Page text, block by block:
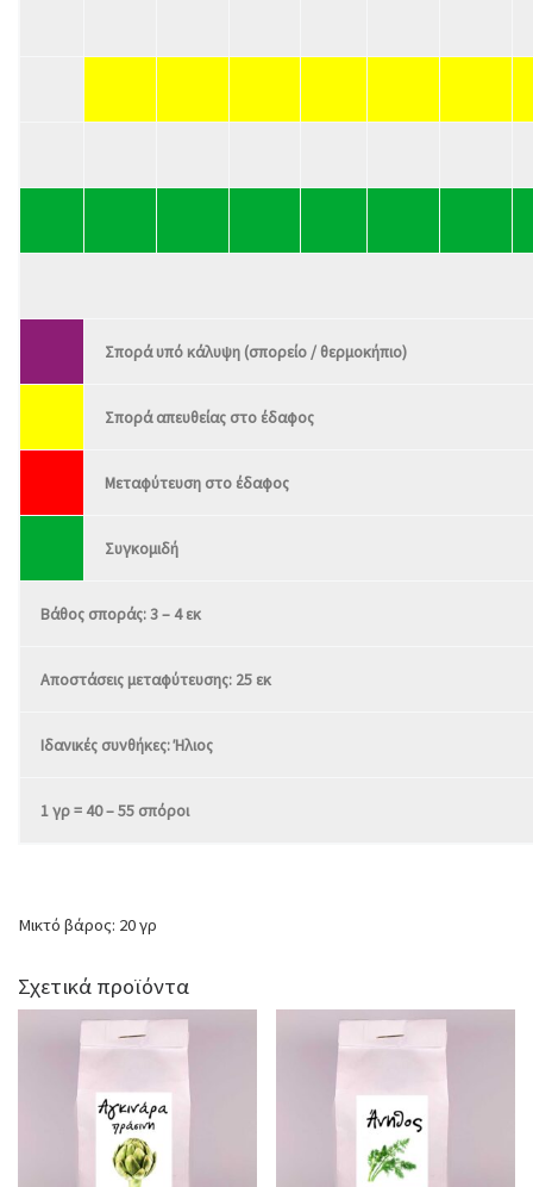
Σπορά υπό κάλυψη (σπορείο / θερμοκήπιο)
Σπορά απευθείας στο έδαφος
Μεταφύτευση στο έδαφος
Συγκομιδή
Βάθος σποράς: 3 – 4 εκ
Αποστάσεις μεταφύτευσης: 25 εκ
Ιδανικές συνθήκες: Ήλιος
1 γρ = 40 – 55 σπόροι
Μικτό βάρος: 20 γρ
Σχετικά προϊόντα